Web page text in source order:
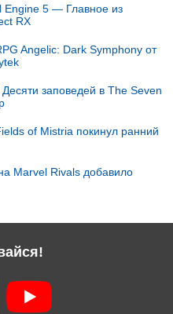
Engine 5 — Главное из
RX
Angelic: Dark Symphony от
заповедей в The Seven
of Mistria покинул ранний
Marvel Rivals добавило